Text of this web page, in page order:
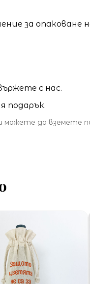
за опаковане
с нас.
подарък.
можете да вземете